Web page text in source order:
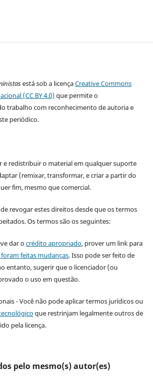
está sob a licençaCreative Commons
(CC BY 4.0) que permite o
trabalho com reconhecimento de autoria e
periódico.
e redistribuir o material em qualquer suporte
(remixar, transformar, e criar a partir do
fim, mesmo que comercial.
revogar estes direitos desde que os termos
Os termos são os seguintes:
dar ocrédito apropriado, prover um link para
foram feitas mudanças. Isso pode ser feito de
entanto, sugerir que o licenciador (ou
o uso em questão.
- Você não pode aplicar termos jurídicos ou
que restrinjam legalmente outros de
pela licença.
pelo mesmo(s) autor(es)